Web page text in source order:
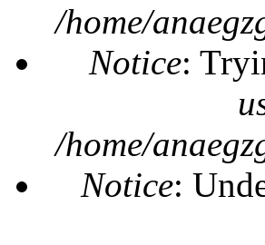
/home/
Notice:
/home/
Notice: